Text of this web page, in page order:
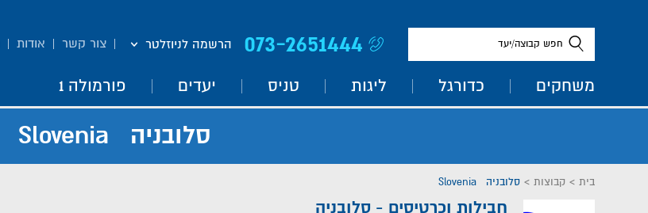
חפש קבוצה/יעד 073-2651444 הרשמה לניוזלטר צור קשר אודות
משחקים כדורגל ליגות טניס יעדים פורמולה 1
סלובניה Slovenia
בית > קבוצות > סלובניה Slovenia
חבילות וכרטיסים - סלובניה